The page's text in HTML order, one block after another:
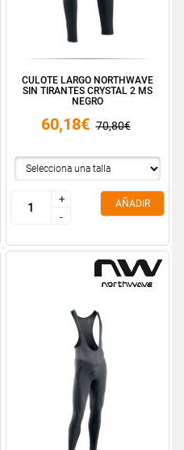
CULOTE LARGO NORTHWAVE
SIN TIRANTES CRYSTAL 2 MS
NEGRO
60,18€ 70,80€
+
-
+
-
AÑADIR